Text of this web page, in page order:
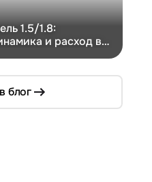
1.5/1.8:
и расход в
блог